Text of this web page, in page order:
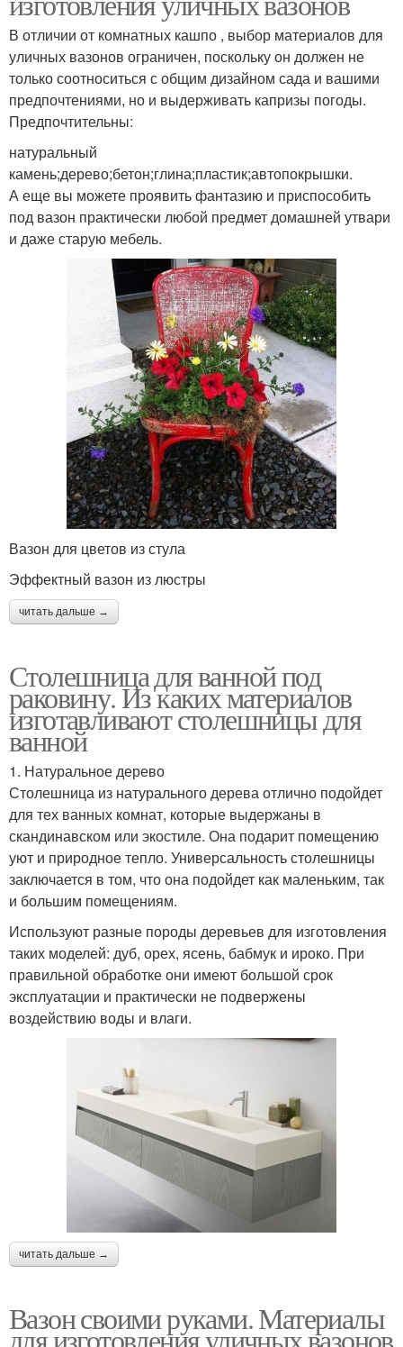
В отличии от комнатных кашпо , выбор материалов для
уличных вазонов ограничен, поскольку он должен не
только соотноситься с общим дизайном сада и вашими
предпочтениями, но и выдерживать капризы погоды.
Предпочтительны:
натуральный
камень;дерево;бетон;глина;пластик;автопокрышки.
А еще вы можете проявить фантазию и приспособить
под вазон практически любой предмет домашней утвари
и даже старую мебель.
Вазон для цветов из стула
Эффектный вазон из люстры
читать дальше →
Столешница для ванной под
раковину. Из каких материалов
изготавливают столешницы для
ванной
1. Натуральное дерево
Столешница из натурального дерева отлично подойдет
для тех ванных комнат, которые выдержаны в
скандинавском или экостиле. Она подарит помещению
уют и природное тепло. Универсальность столешницы
заключается в том, что она подойдет как маленьким, так
и большим помещениям.
Используют разные породы деревьев для изготовления
таких моделей: дуб, орех, ясень, бабмук и ироко. При
правильной обработке они имеют большой срок
эксплуатации и практически не подвержены
воздействию воды и влаги.
читать дальше →
Вазон своими руками. Материалы
для изготовления уличных вазонов